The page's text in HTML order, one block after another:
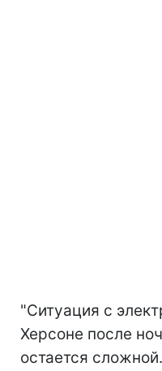
"Ситуация с
Херсоне после
остается